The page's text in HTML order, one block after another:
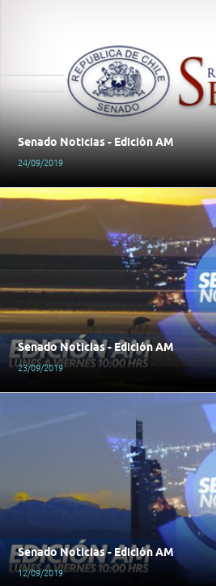
Senado Noticias - Edición AM
24/09/2019
Senado Noticias - Edición AM
23/09/2019
Senado Noticias - Edición AM
12/09/2019